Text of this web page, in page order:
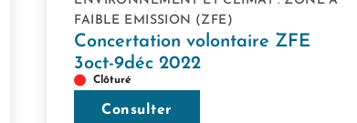
Concertation volontaire ZFE
3oct-9déc 2022
Clôturé
Consulter
FAIBLE EMISSION (ZFE)